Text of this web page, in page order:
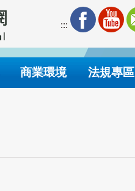
:::
商業環境 法規專區